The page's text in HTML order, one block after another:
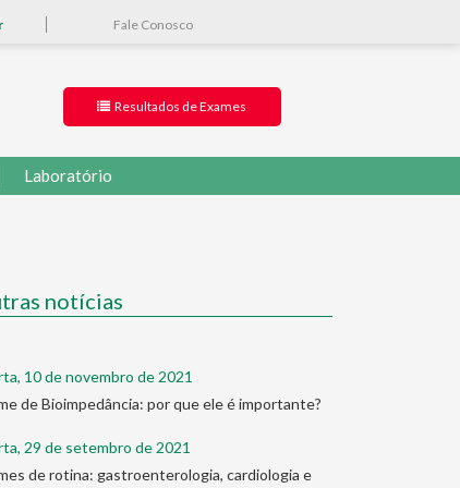
Fale Conosco
Resultados de Exames
Laboratório
notícias
10 de novembro de 2021
de Bioimpedância: por que ele é importante?
29 de setembro de 2021
de rotina: gastroenterologia, cardiologia e